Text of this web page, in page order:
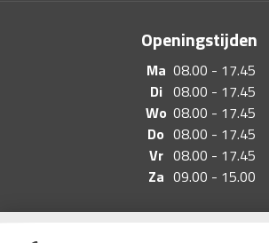
Openingstijden
Ma 08.00 - 17.45
Di 08.00 - 17.45
Wo 08.00 - 17.45
Do 08.00 - 17.45
Vr 08.00 - 17.45
Za 09.00 - 15.00